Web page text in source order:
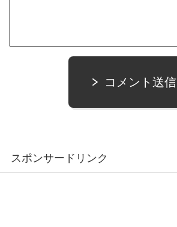
コメント送信
スポンサードリンク